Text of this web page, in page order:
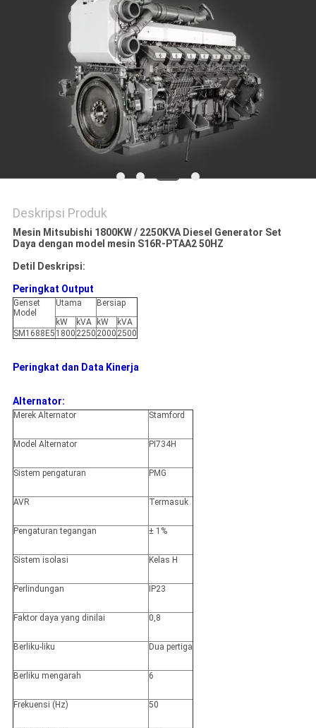
Deskripsi Produk
Mesin Mitsubishi 1800KW / 2250KVA Diesel Generator Set
Daya dengan model mesin S16R-PTAA2 50HZ
Detil Deskripsi:
Peringkat Output
Genset
Model
Utama
Bersiap
kW
kVA kW
kVA
SM1688E5 1800 2250 2000 2500
Peringkat dan Data Kinerja
Alternator:
Merek Alternator Stamford
Model Alternator PI734H
Sistem pengaturan PMG
AVR Termasuk
Pengaturan tegangan ± 1%
Sistem isolasi Kelas H
Perlindungan IP23
Faktor daya yang dinilai 0,8
Berliku-liku Dua pertiga
Berliku mengarah 6
Frekuensi (Hz) 50